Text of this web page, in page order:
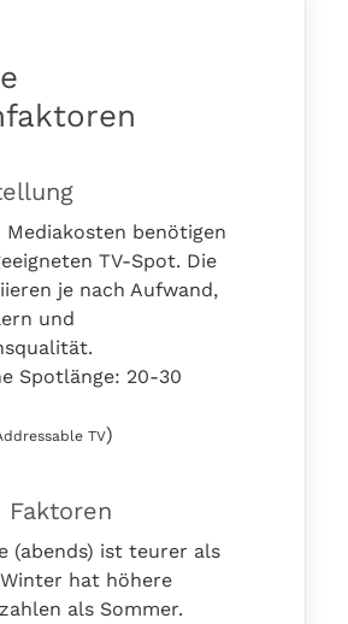
Mediakosten benötigen
TV-Spot. Die
je nach Aufwand,
und
Spotlänge: 20-30
TV)
(abends) ist teurer als
hat höhere
als Sommer.